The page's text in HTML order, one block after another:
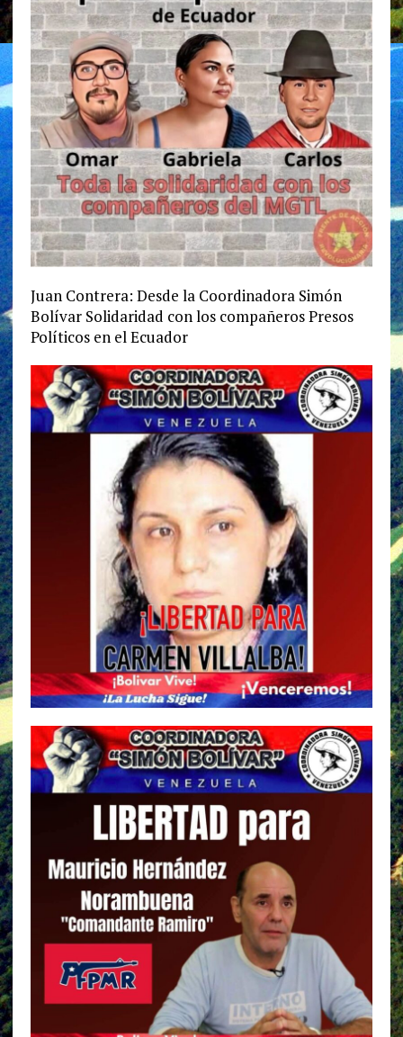
Juan Contrera: Desde la Coordinadora Simón
Bolívar Solidaridad con los compañeros Presos
Políticos en el Ecuador